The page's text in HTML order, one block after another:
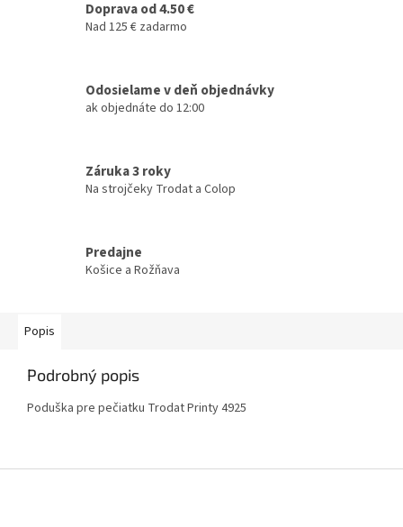
Doprava od 4.50 €
Nad 125 € zadarmo
Odosielame v deň objednávky
ak objednáte do 12:00
Záruka 3 roky
Na strojčeky Trodat a Colop
Predajne
Košice a Rožňava
Popis
Podrobný popis
Poduška pre pečiatku Trodat Printy 4925